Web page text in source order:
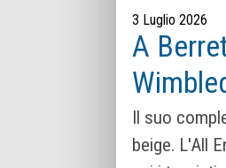
3 Luglio 2026
A
Il suo
beige. L'All